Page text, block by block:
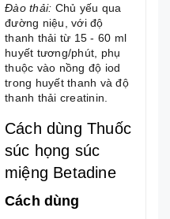
Đào thải: Chủ yếu qua
đường niệu, với độ
thanh thải từ 15 - 60 ml
huyết tương/phút, phụ
thuộc vào nồng độ iod
trong huyết thanh và độ
thanh thải creatinin.
Cách dùng Thuốc
súc họng súc
miệng Betadine
Cách dùng